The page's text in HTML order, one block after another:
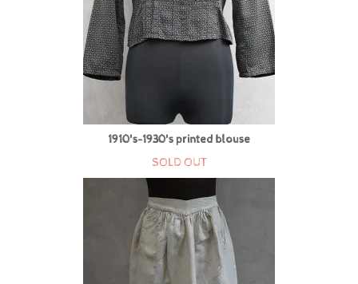
1910's-1930's printed blouse
SOLD OUT